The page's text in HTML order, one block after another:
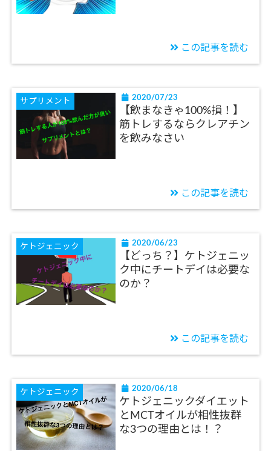
この記事を読む
サプリメント 2020/07/23
【飲まなきゃ100%損！】
筋トレするならクレアチン
を飲みなさい
この記事を読む
ケトジェニック 2020/06/23
【どっち？】ケトジェニッ
ク中にチートデイは必要な
のか？
この記事を読む
ケトジェニック 2020/06/18
ケトジェニックダイエット
とMCTオイルが相性抜群
な3つの理由とは！？